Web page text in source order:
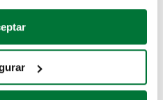
su ubicación geográfica
analizándolo activamente
específicas (huellas